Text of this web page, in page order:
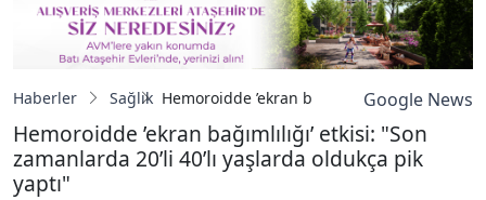
Haberler Sağlık Hemoroidde ’ekran bağımlılığı’ etkisi: "Son
Google News
Hemoroidde ’ekran bağımlılığı’ etkisi: "Son
zamanlarda 20’li 40’lı yaşlarda oldukça pik
yaptı"